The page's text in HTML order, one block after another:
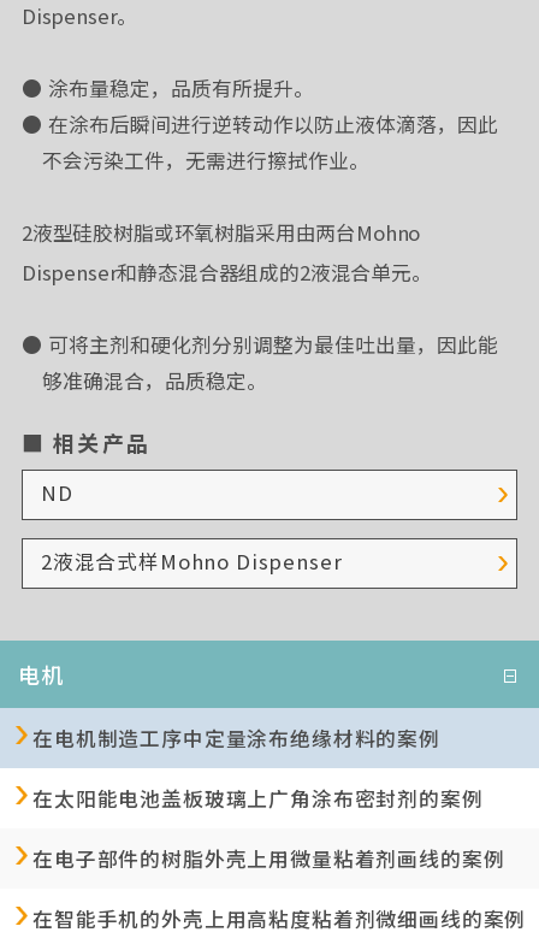
Dispenser。
涂布量稳定，品质有所提升。
在涂布后瞬间进行逆转动作以防止液体滴落，因此
不会污染工件，无需进行擦拭作业。
2液型硅胶树脂或环氧树脂采用由两台Mohno
Dispenser和静态混合器组成的2液混合单元。
可将主剂和硬化剂分别调整为最佳吐出量，因此能
够准确混合，品质稳定。
相关产品
ND
2液混合式样Mohno Dispenser
电机
在电机制造工序中定量涂布绝缘材料的案例
在太阳能电池盖板玻璃上广角涂布密封剂的案例
在电子部件的树脂外壳上用微量粘着剂画线的案例
在智能手机的外壳上用高粘度粘着剂微细画线的案例